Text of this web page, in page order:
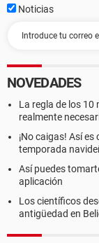
Noticias
NOVEDADES
La regla de los 10
realmente
¡No caigas! Así
temporada
Así puedes
aplicación
Los científicos
antigüedad en